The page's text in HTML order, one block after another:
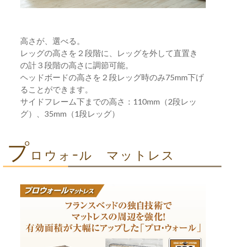
高さが、選べる。
レッグの高さを２段階に、レッグを外して直置き
の計３段階の高さに調節可能。
ヘッドボードの高さを２段レッグ時のみ75mm下げ
ることができます。
サイドフレーム下までの高さ：110mm（2段レッ
グ）、35mm（1段レッグ）
プ ロウォｰル マットレス